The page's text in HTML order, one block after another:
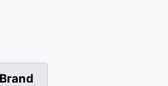
Brand